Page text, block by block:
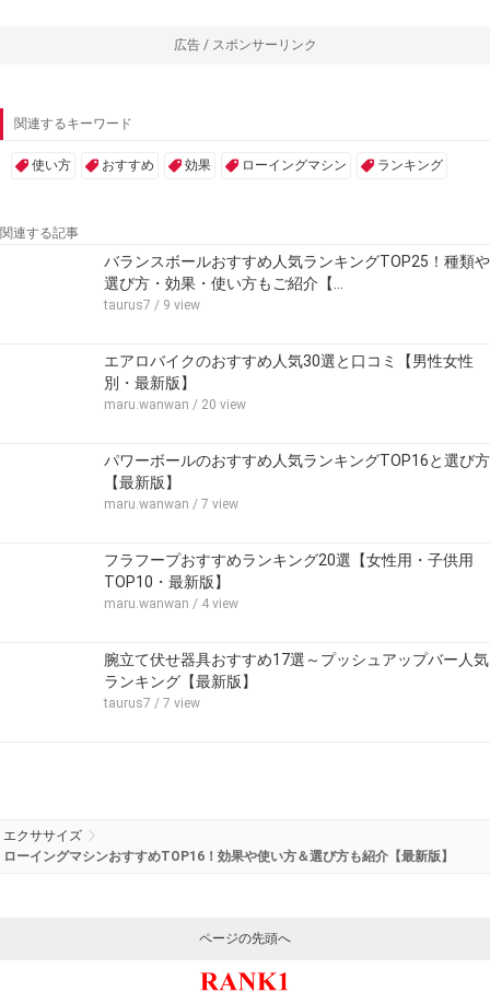
広告 / スポンサーリンク
関連するキーワード
使い方 おすすめ 効果 ローイングマシン ランキング
関連する記事
バランスボールおすすめ人気ランキングTOP25！種類や
選び方・効果・使い方もご紹介【…
taurus7 / 9 view
エアロバイクのおすすめ人気30選と口コミ【男性女性
別・最新版】
maru.wanwan / 20 view
パワーボールのおすすめ人気ランキングTOP16と選び方
【最新版】
maru.wanwan / 7 view
フラフープおすすめランキング20選【女性用・子供用
TOP10・最新版】
maru.wanwan / 4 view
腕立て伏せ器具おすすめ17選～プッシュアップバー人気
ランキング【最新版】
taurus7 / 7 view
エクササイズ
ローイングマシンおすすめTOP16！効果や使い方＆選び方も紹介【最新版】
ページの先頭へ